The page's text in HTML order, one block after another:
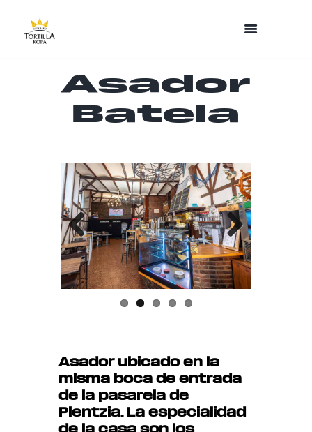
Asador
Batela
Previo
us
Next
Asador ubicado en la
misma boca de entrada
de la pasarela de
Plentzia. La especialidad